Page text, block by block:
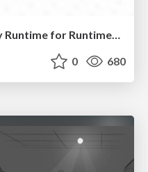
Self-Hosted WebAssembly Runtime for Runtime-Neutral Checkpoint/Restore in Edge–Cloud Continuum
0 680